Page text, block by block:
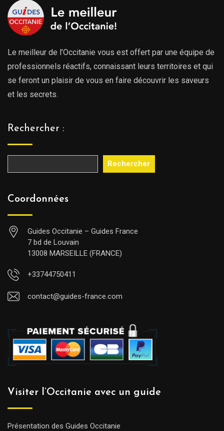
Le meilleur de l’Occitanie vous est offert par une équipe de
professionnels réactifs, connaissant leurs territoires et qui
se feront un plaisir de vous en faire découvrir les saveurs
et les secrets.
Rechercher :
Rechercher
Coordonnées
Guides Occitanie – Guides France
7 bd de Louvain
13008 MARSEILLE (FRANCE)
+33744750411
contact@guides-france.com
Visiter l’Occitanie avec un guide
Présentation des Guides Occitanie